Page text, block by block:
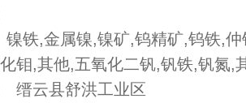
镍铁,金属镍,镍矿,钨精矿,钨铁,
钼,其他,五氧化二钒,钒铁,钒氮,
缙云县舒洪工业区